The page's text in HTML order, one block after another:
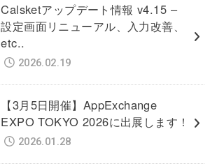
Calsketアップデート情報 v4.15 –
設定画面リニューアル、入力改善、
etc..
2026.02.19
【3月5日開催】AppExchange
EXPO TOKYO 2026に出展します！
2026.01.28